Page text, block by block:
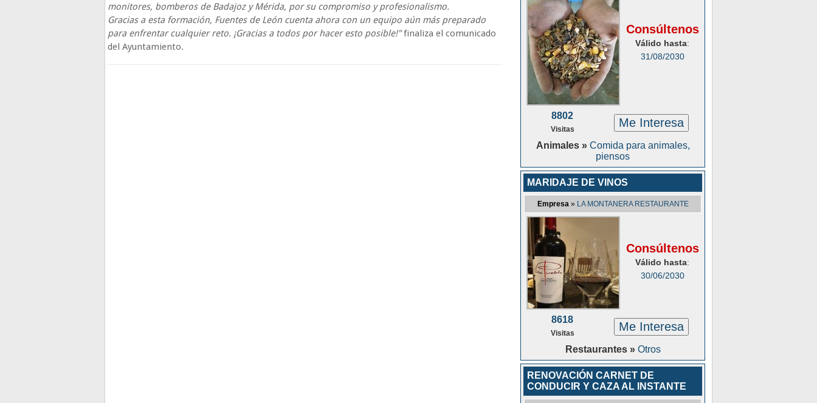
monitores, bomberos de Badajoz y Mérida, por su compromiso y profesionalismo.
Gracias a esta formación, Fuentes de León cuenta ahora con un equipo aún más preparado
para enfrentar cualquier reto. ¡Gracias a todos por hacer esto posible!"finaliza el comunicado
del Ayuntamiento.
Consúltenos
Válido hasta:
31/08/2030
8802
Visitas Me Interesa
Animales » Comida para animales,
piensos
MARIDAJE DE VINOS
Empresa» LA MONTANERA RESTAURANTE
Consúltenos
Válido hasta:
30/06/2030
8618
Visitas Me Interesa
Restaurantes » Otros
RENOVACIÓN CARNET DE
CONDUCIR Y CAZA AL INSTANTE